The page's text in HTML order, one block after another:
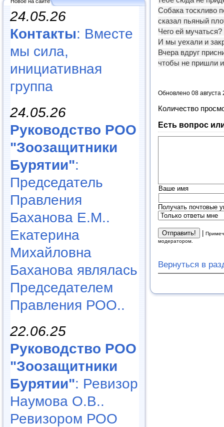
24.05.26
Контакты: Вместе
мы сила,
инициативная
группа
24.05.26
Руководство РОО
"Зоозащитники
Бурятии":
Председатель
Правления
Баханова Е.М..
Екатерина
Михайловна
Баханова являлась
Председателем
Правления РОО..
22.06.25
Руководство РОО
"Зоозащитники
Бурятии": Ревизор
Наумова О.В..
Ревизором РОО
Собака тоскливо
сказал пьяный
Чего ей
И мы уехали и
Вчера вдруг
чтобы не пришли
Обновлено 08 августа
Количество
Есть вопрос
Ваше имя
Получать почтовые
|
модератором.
Вернуться в